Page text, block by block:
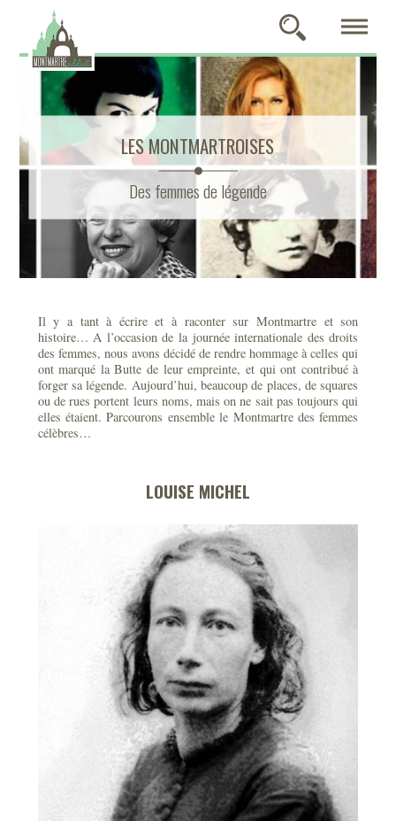
LES MONTMARTROISES
Des femmes de légende
Il y a tant à écrire et à raconter sur Montmartre et son
histoire… A l’occasion de la journée internationale des droits
des femmes, nous avons décidé de rendre hommage à celles qui
ont marqué la Butte de leur empreinte, et qui ont contribué à
forger sa légende. Aujourd’hui, beaucoup de places, de squares
ou de rues portent leurs noms, mais on ne sait pas toujours qui
elles étaient. Parcourons ensemble le Montmartre des femmes
célèbres…
LOUISE MICHEL